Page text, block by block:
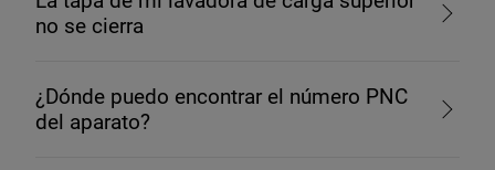
no se cierra
¿Dónde puedo encontrar el número PNC
del aparato?